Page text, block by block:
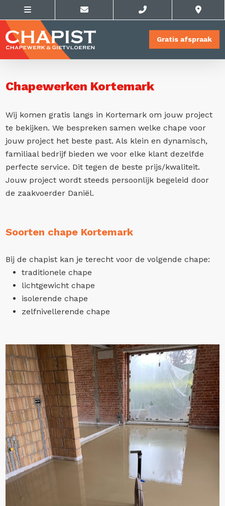
Gratis afspraak
Chapewerken Kortemark
Wij komen gratis langs in Kortemark om jouw project
te bekijken. We bespreken samen welke chape voor
jouw project het beste past. Als klein en dynamisch,
familiaal bedrijf bieden we voor elke klant dezelfde
perfecte service. Dit tegen de beste prijs/kwaliteit.
Jouw project wordt steeds persoonlijk begeleid door
de zaakvoerder Daniël.
Soorten chape Kortemark
Bij de chapist kan je terecht voor de volgende chape:
traditionele chape
lichtgewicht chape
isolerende chape
zelfnivellerende chape